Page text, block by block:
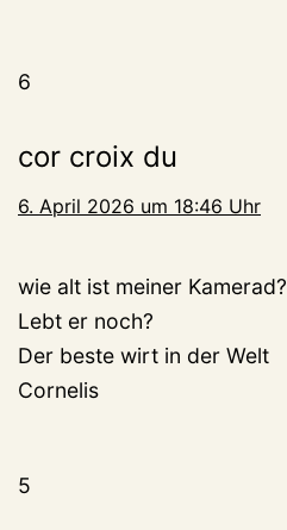
6
cor croix du
6. April 2026 um 18:46 Uhr
wie alt ist meiner Kamerad?
Lebt er noch?
Der beste wirt in der Welt
Cornelis
5